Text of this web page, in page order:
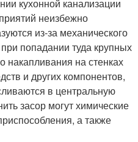
кухонной канализации
неизбежно
из-за механического
попадании туда крупных
накапливания на стенках
и других компонентов,
в центральную
засор могут химические
а также